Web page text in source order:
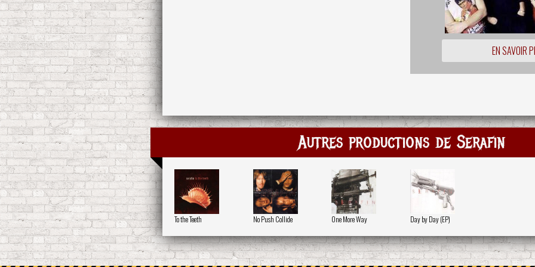
EN SAVOIR
Autres productions de Serafin
To the Teeth No Push Collide One More Way Day by Day (EP)